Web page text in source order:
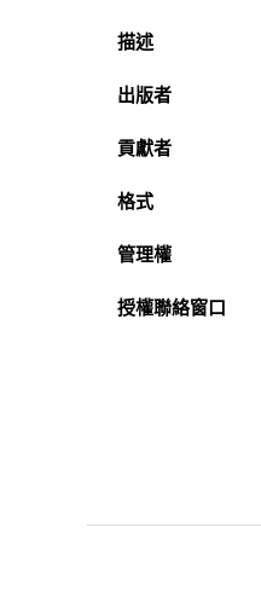
描述
出版者
貢獻者
格式
管理權
授權聯絡窗口